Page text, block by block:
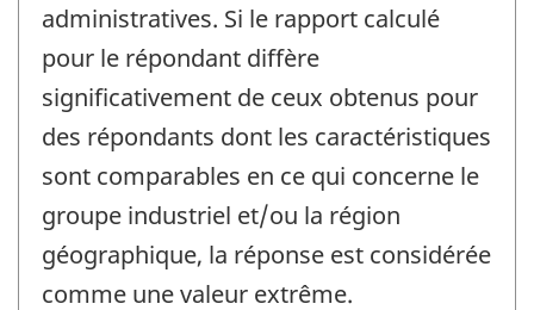
administratives. Si le rapport calculé
pour le répondant diffère
significativement de ceux obtenus pour
des répondants dont les caractéristiques
sont comparables en ce qui concerne le
groupe industriel et/ou la région
géographique, la réponse est considérée
comme une valeur extrême.